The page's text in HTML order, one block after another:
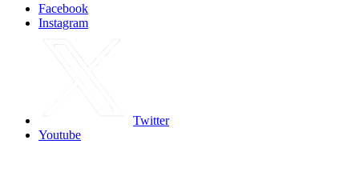
Facebook
Instagram
Twitter
Youtube